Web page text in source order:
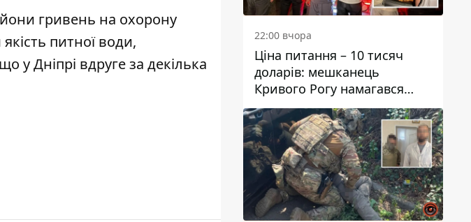
гривень на охорону
питної води,
у Дніпрі вдруге за декілька
22:00 вчора
Ціна питання – 10 тисяч
доларів: мешканець
Кривого Рогу намагався
переправити чоловіка до
Словаччини